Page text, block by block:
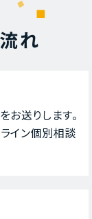
れ
お送りします。
イン個別相談